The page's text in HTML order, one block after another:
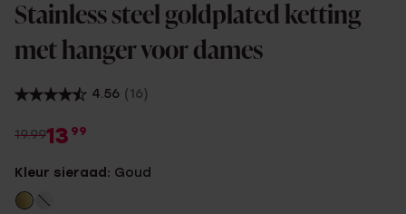
Stainless steel goldplated ketting
met hanger voor dames
4.56 (16)
19.9913 99
Kleur sieraad: Goud